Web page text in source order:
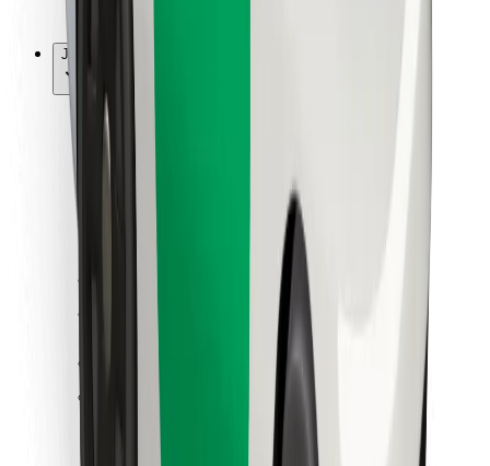
Jiné
Partneři
Obchodní podmínky
Zabezpečení
Stáhněte si aplikaci Bolt
Objevte své oblíbené jídlo!
Stáhněte si aplikaci Bolt Food